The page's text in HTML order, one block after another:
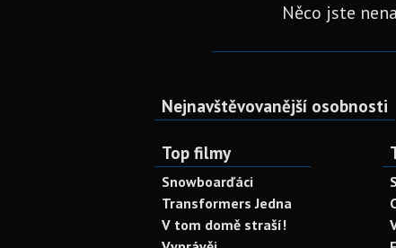
Něco jste
Nejnavštěvovanější osobnosti
Top filmy
Snowboarďáci
Transformers Jedna
V tom domě straší!